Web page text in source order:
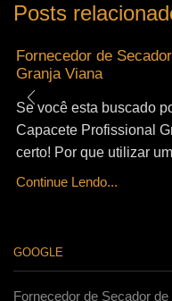
Posts
Fornecedor de
Granja Viana
Se você esta buscado
Capacete Profissional
certo! Por que utilizar
Continue Lendo...
GOOGLE
Fornecedor de Secador